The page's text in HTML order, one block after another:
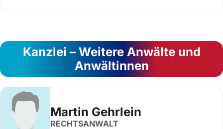
Kanzlei – Weitere Anwälte und
Anwältinnen
Martin Gehrlein
RECHTSANWALT